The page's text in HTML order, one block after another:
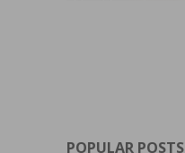
POPULAR POSTS